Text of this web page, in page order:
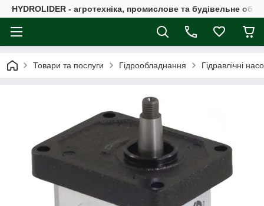
HYDROLIDER - агротехніка, промислове та будівельне
Товари та послуги Гідрообладнання Гідравлічні